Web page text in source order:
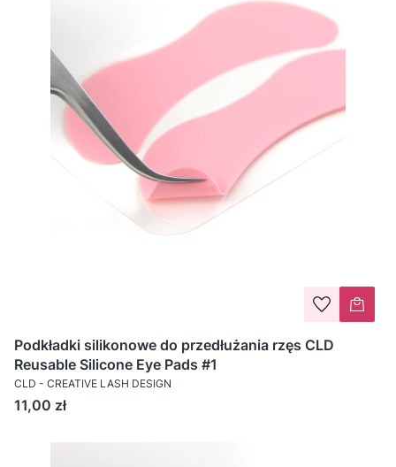
Podkładki silikonowe do przedłużania rzęs CLD
Reusable Silicone Eye Pads #1
CLD - CREATIVE LASH DESIGN
Cena
11,00 zł